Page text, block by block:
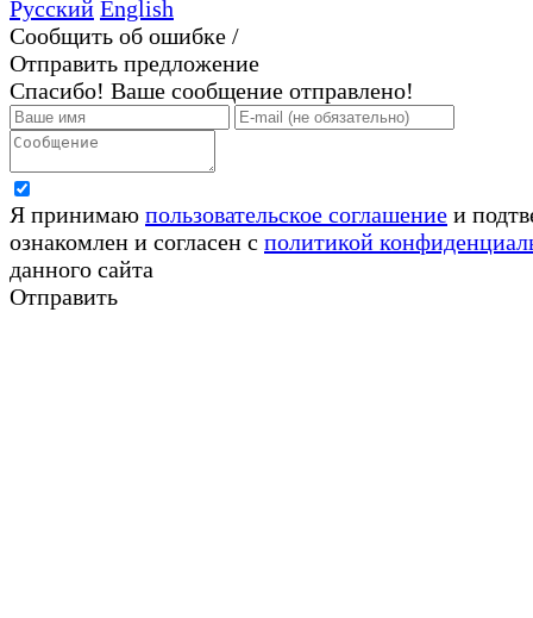
Русский English
Сообщить об ошибке /
Отправить предложение
Спасибо! Ваше сообщение отправлено!
Я принимаю пользовательское соглашение и
ознакомлен и согласен с политикой
данного сайта
Отправить